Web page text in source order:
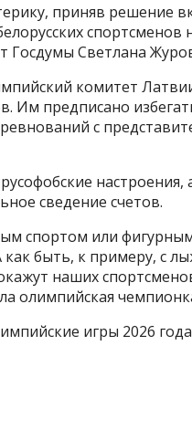
приняв решение
спортсменов
Госдумы Светлана
комитет
Им предписано
с
настроения,
сведение счетов.
спортом или
быть, к примеру, с
наших
олимпийская
игры 2026